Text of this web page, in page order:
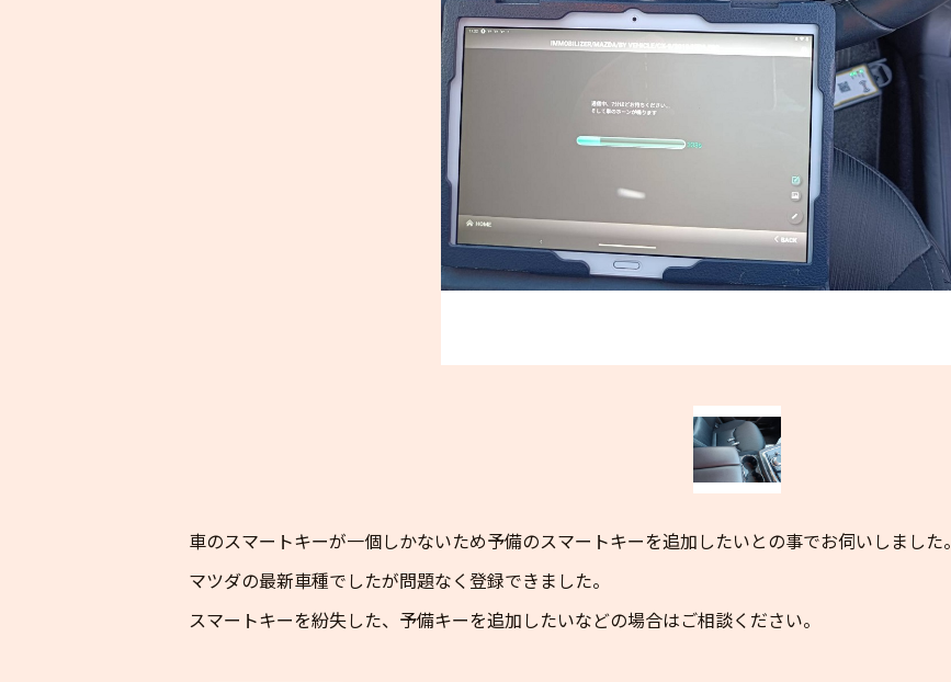
車のスマートキーが一個しかないため予備のスマートキーを追加したいとの事でお伺いしました。
マツダの最新車種でしたが問題なく登録できました。
スマートキーを紛失した、予備キーを追加したいなどの場合はご相談ください。